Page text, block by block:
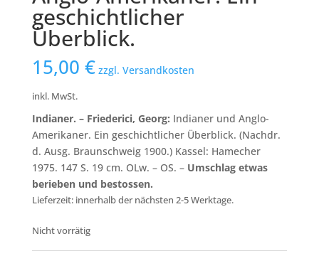
geschichtlicher
Überblick.
15,00 € zzgl. Versandkosten
inkl. MwSt.
Indianer. – Friederici, Georg: Indianer und Anglo-
Amerikaner. Ein geschichtlicher Überblick. (Nachdr.
d. Ausg. Braunschweig 1900.) Kassel: Hamecher
1975. 147 S. 19 cm. OLw. – OS. –Umschlag etwas
berieben und bestossen.
Lieferzeit: innerhalb der nächsten 2-5 Werktage.
Nicht vorrätig